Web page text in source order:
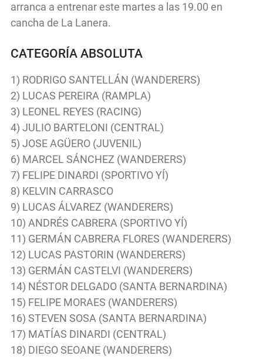
arranca a entrenar este martes a las 19.00 en
cancha de La Lanera.
CATEGORÍA ABSOLUTA
1) RODRIGO SANTELLÁN (WANDERERS)
2) LUCAS PEREIRA (RAMPLA)
3) LEONEL REYES (RACING)
4) JULIO BARTELONI (CENTRAL)
5) JOSE AGÜERO (JUVENIL)
6) MARCEL SÁNCHEZ (WANDERERS)
7) FELIPE DINARDI (SPORTIVO YÍ)
8) KELVIN CARRASCO
9) LUCAS ÁLVAREZ (WANDERERS)
10) ANDRÉS CABRERA (SPORTIVO YÍ)
11) GERMÁN CABRERA FLORES (WANDERERS)
12) LUCAS PASTORIN (WANDERERS)
13) GERMÁN CASTELVI (WANDERERS)
14) NÉSTOR DELGADO (SANTA BERNARDINA)
15) FELIPE MORAES (WANDERERS)
16) STEVEN SOSA (SANTA BERNARDINA)
17) MATÍAS DINARDI (CENTRAL)
18) DIEGO SEOANE (WANDERERS)